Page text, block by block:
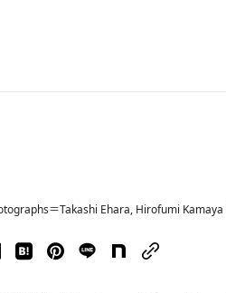
＝Takashi Ehara, Hirofumi Kamaya